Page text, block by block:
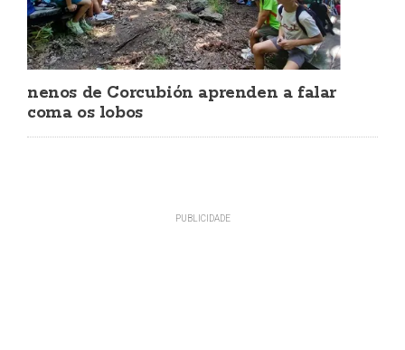
nenos de Corcubión aprenden a falar
coma os lobos